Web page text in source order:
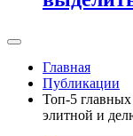
Главная
Публикации
Топ-5
элитной и